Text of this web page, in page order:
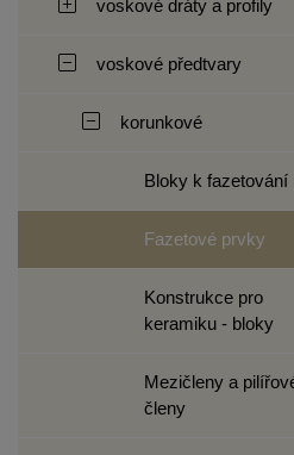
voskové dráty a profily
voskové předtvary
korunkové
Bloky k fazetování
Fazetové prvky
Konstrukce pro
keramiku - bloky
Mezičleny a
členy